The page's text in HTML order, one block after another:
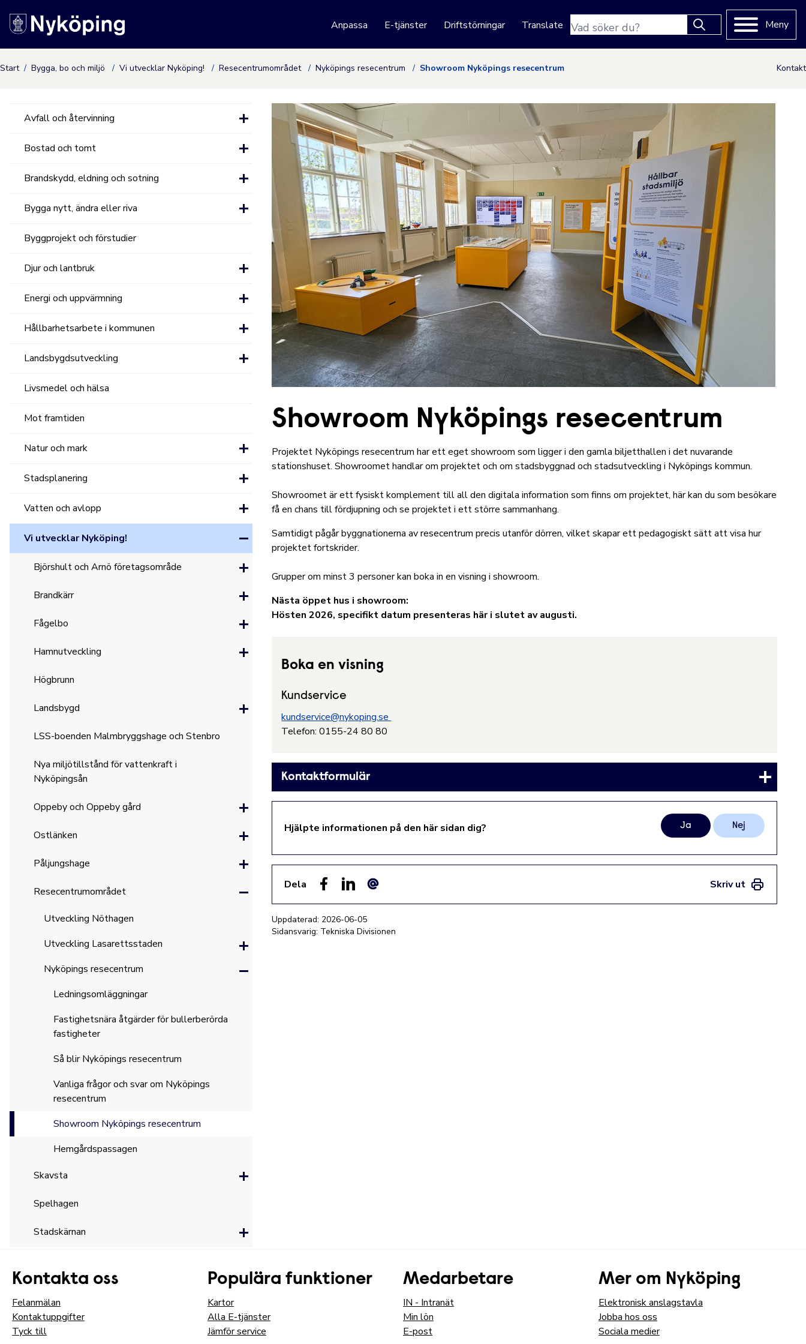
Hoppa till innehåll
Nyköpings kommuns webbplats
Anpassa E-tjänster Driftstörningar Translate
Sökfras
Meny
Start Bygga, bo och miljö Vi utvecklar Nyköping! Resecentrumområdet Nyköpings resecentrum Showroom Nyköpings resecentrum Kontakt
Showroom Nyköpings resecentrum
Projektet Nyköpings resecentrum har ett eget showroom som ligger i den gamla biljetthallen i det nuvarande
stationshuset. Showroomet handlar om projektet och om stadsbyggnad och stadsutveckling i Nyköpings kommun.
Showroomet är ett fysiskt komplement till all den digitala information som finns om projektet, här kan du som besökare
få en chans till fördjupning och se projektet i ett större sammanhang.
Samtidigt pågår byggnationerna av resecentrum precis utanför dörren, vilket skapar ett pedagogiskt sätt att visa hur
projektet fortskrider.
Grupper om minst 3 personer kan boka in en visning i showroom.
Nästa öppet hus i showroom:
Hösten 2026, specifikt datum presenteras här i slutet av augusti.
Boka en visning
Kundservice
kundservice@nykoping.se
Telefon: 0155-24 80 80
Kontaktformulär
Hjälpte informationen på den här sidan dig? Ja Nej
Dela
Skriv ut
Uppdaterad: 2026-06-05
Sidansvarig: Tekniska Divisionen
Avfall och återvinning
Bostad och tomt
Brandskydd, eldning och sotning
Bygga nytt, ändra eller riva
Byggprojekt och förstudier
Djur och lantbruk
Energi och uppvärmning
Hållbarhetsarbete i kommunen
Landsbygdsutveckling
Livsmedel och hälsa
Mot framtiden
Natur och mark
Stadsplanering
Vatten och avlopp
Vi utvecklar Nyköping!
Björshult och Arnö företagsområde
Brandkärr
Fågelbo
Hamnutveckling
Högbrunn
Landsbygd
LSS-boenden Malmbryggshage och Stenbro
Nya miljötillstånd för vattenkraft i
Nyköpingsån
Oppeby och Oppeby gård
Ostlänken
Påljungshage
Resecentrumområdet
Utveckling Nöthagen
Utveckling Lasarettsstaden
Nyköpings resecentrum
Ledningsomläggningar
Fastighetsnära åtgärder för bullerberörda
fastigheter
Så blir Nyköpings resecentrum
Vanliga frågor och svar om Nyköpings
resecentrum
Showroom Nyköpings resecentrum
Hemgårdspassagen
Skavsta
Spelhagen
Stadskärnan
Kontakta oss
Felanmälan
Kontaktuppgifter
Tyck till
Populära funktioner
Kartor
Alla E-tjänster
Jämför service
Medarbetare
IN - Intranät
Min lön
E-post
Mer om Nyköping
Elektronisk anslagstavla
Jobba hos oss
Sociala medier